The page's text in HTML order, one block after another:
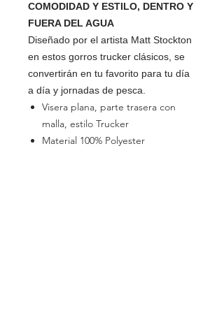
COMODIDAD Y ESTILO, DENTRO Y
FUERA DEL AGUA
Diseñado por el artista Matt Stockton
en estos gorros trucker clásicos, se
convertirán en tu favorito para tu día
a día y jornadas de pesca.
Visera plana, parte trasera con
malla, estilo Trucker
Material 100% Polyester